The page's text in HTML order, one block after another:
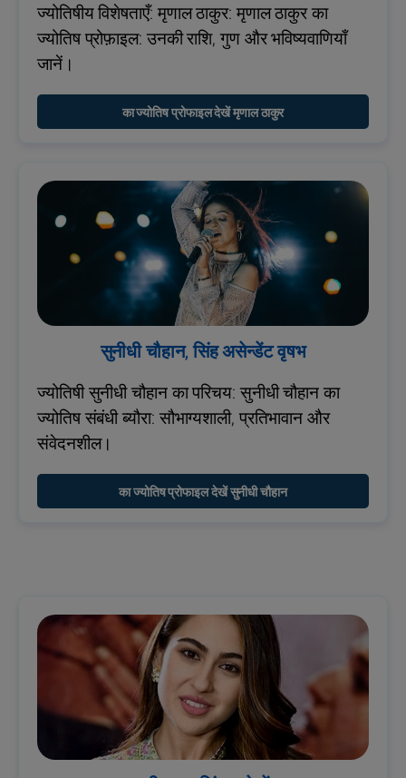
ज्योतिषीय विशेषताएँ: मृणाल ठाकुर: मृणाल ठाकुर का
ज्योतिष प्रोफ़ाइल: उनकी राशि, गुण और भविष्यवाणियाँ
जानें।
का ज्योतिष प्रोफाइल देखें मृणाल ठाकुर
सुनीधी चौहान, सिंह असेन्डेंट वृषभ
ज्योतिषी सुनीधी चौहान का परिचय: सुनीधी चौहान का
ज्योतिष संबंधी ब्यौरा: सौभाग्यशाली, प्रतिभावान और
संवेदनशील।
का ज्योतिष प्रोफाइल देखें सुनीधी चौहान